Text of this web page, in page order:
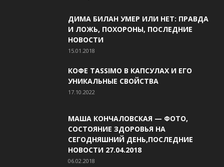
ДИМА БИЛАН УМЕР ИЛИ НЕТ: ПРАВДА
И ЛОЖЬ, ПОХОРОНЫ, ПОСЛЕДНИЕ
НОВОСТИ
15.01.2018
КОФЕ TASSIMO В КАПСУЛАХ И ЕГО
УНИКАЛЬНЫЕ СВОЙСТВА
17.10.2022
МАША КОНЧАЛОВСКАЯ — ФОТО,
СОСТОЯНИЕ ЗДОРОВЬЯ НА
СЕГОДНЯШНИЙ ДЕНЬ,ПОСЛЕДНИЕ
НОВОСТИ 27.04.2018
06.02.2018